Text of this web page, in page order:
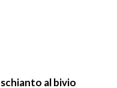
al bivio